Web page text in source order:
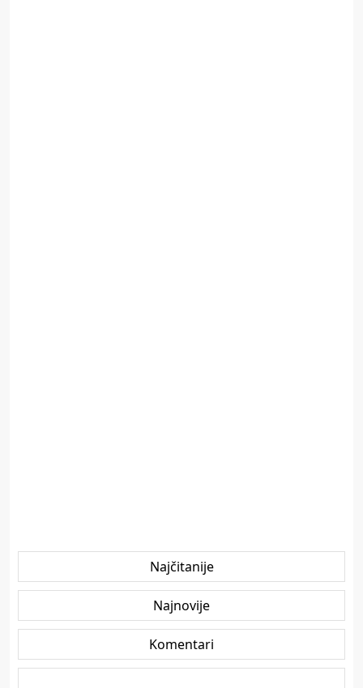
Najčitanije
Najnovije
Komentari